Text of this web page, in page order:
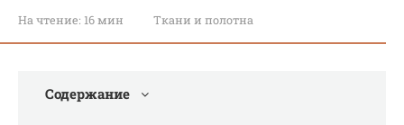
На чтение: 16 мин Ткани и полотна
Содержание